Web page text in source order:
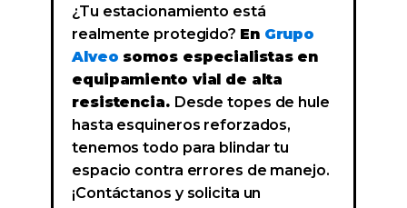
¿Tu estacionamiento está
realmente protegido? En Grupo
Alveo somos especialistas en
equipamiento vial de alta
resistencia. Desde topes de hule
hasta esquineros reforzados,
tenemos todo para blindar tu
espacio contra errores de manejo.
¡Contáctanos y solicita un